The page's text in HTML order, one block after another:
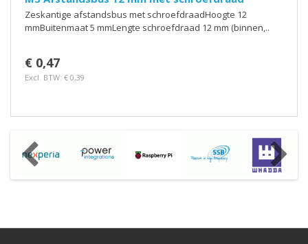
Zeskantige afstandsbus met schroefdraadHoogte 12
mmBuitenmaat 5 mmLengte schroefdraad 12 mm (binnen,..
€ 0,47
Excl. BTW: € 0,39